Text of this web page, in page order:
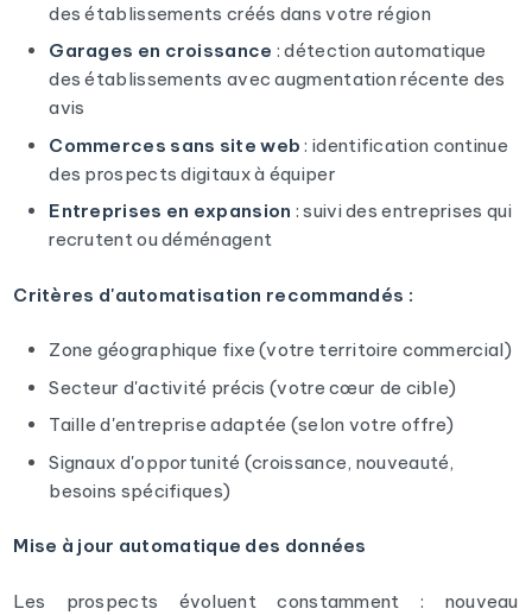
des établissements créés dans votre région
Garages en croissance : détection automatique
des établissements avec augmentation récente des
avis
Commerces sans site web : identification continue
des prospects digitaux à équiper
Entreprises en expansion : suivi des entreprises qui
recrutent ou déménagent
Critères d'automatisation recommandés :
Zone géographique fixe (votre territoire commercial)
Secteur d'activité précis (votre cœur de cible)
Taille d'entreprise adaptée (selon votre offre)
Signaux d'opportunité (croissance, nouveauté,
besoins spécifiques)
Mise à jour automatique des données
Les prospects évoluent constamment : nouveau